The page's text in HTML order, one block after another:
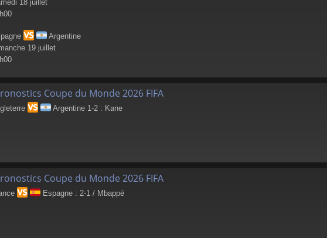
18 juillet
Argentine
19 juillet
Coupe du Monde 2026 FIFA
Argentine 1-2 : Kane
Coupe du Monde 2026 FIFA
Espagne : 2-1 / Mbappé